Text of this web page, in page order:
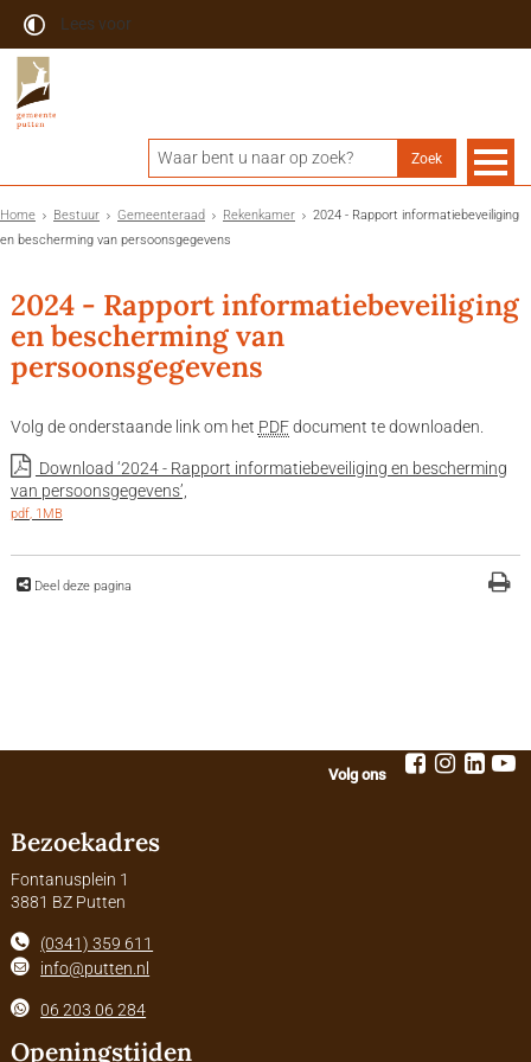
Lees voor
Home Bestuur Gemeenteraad Rekenkamer
2024 - Rapport informatiebeveiliging
en bescherming van persoonsgegevens
2024 - Rapport informatiebeveiliging
en bescherming van
persoonsgegevens
Volg de onderstaande link om het PDFdocument te downloaden.
Download ‘2024 - Rapport informatiebeveiliging en bescherming
van persoonsgegevens’,
pdf, 1MB
Deel deze pagina
Volg ons
Bezoekadres
Fontanusplein 1
3881 BZ Putten
(0341) 359 611
info@putten.nl
06 203 06 284
Openingstijden